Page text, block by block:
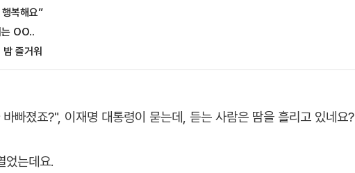
빠졌죠?", 이재명 대통령이 묻는데, 듣는 사람은 땀을 흘리고 있네요?
었는데요.